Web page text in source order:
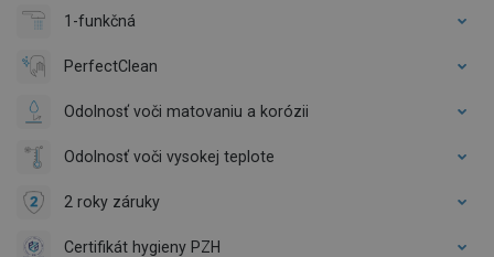
1-funkčná
PerfectClean
Odolnosť voči matovaniu a korózii
Odolnosť voči vysokej teplote
2 roky záruky
Certifikát hygieny PZH